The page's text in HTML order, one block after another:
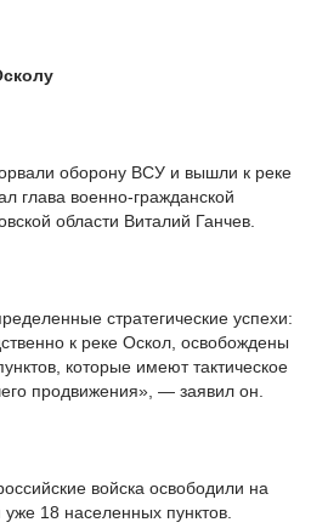
оборону ВСУ и вышли к реке
глава военно-гражданской
области Виталий Ганчев.
стратегические успехи:
к реке Оскол, освобождены
которые имеют тактическое
продвижения», — заявил он.
войска освободили на
18 населенных пунктов.